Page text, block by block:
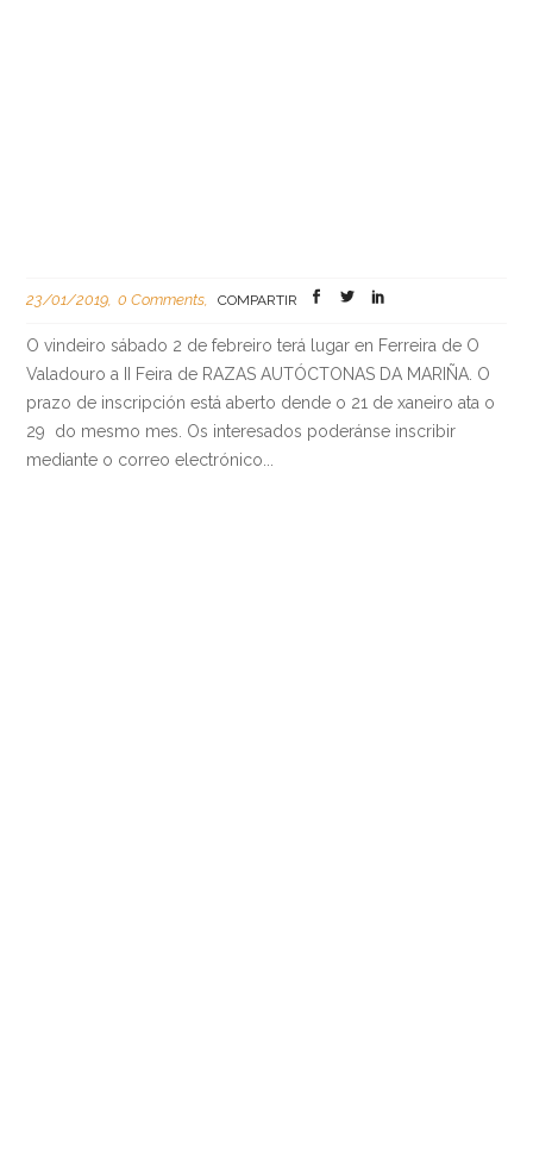
23/01/2019 0 Comments COMPARTIR
O vindeiro sábado 2 de febreiro terá lugar en Ferreira de O
Valadouro a II Feira de RAZAS AUTÓCTONAS DA MARIÑA. O
prazo de inscripción está aberto dende o 21 de xaneiro ata o
29 do mesmo mes. Os interesados poderánse inscribir
mediante o correo electrónico...